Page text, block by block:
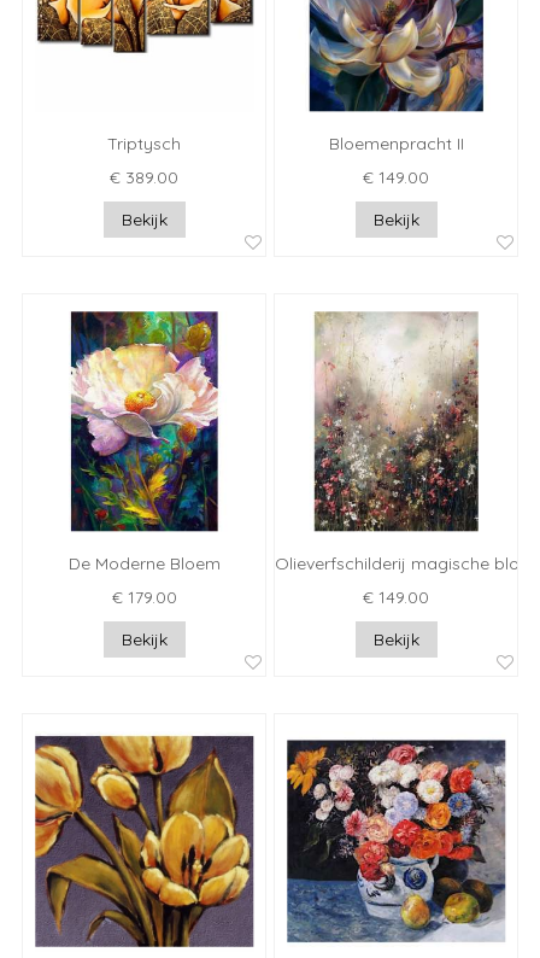
Triptysch
€ 389.00
Bekijk
Bloemenpracht II
€ 149.00
Bekijk
De Moderne Bloem
€ 179.00
Bekijk
Olieverfschilderij magische
€ 149.00
Bekijk